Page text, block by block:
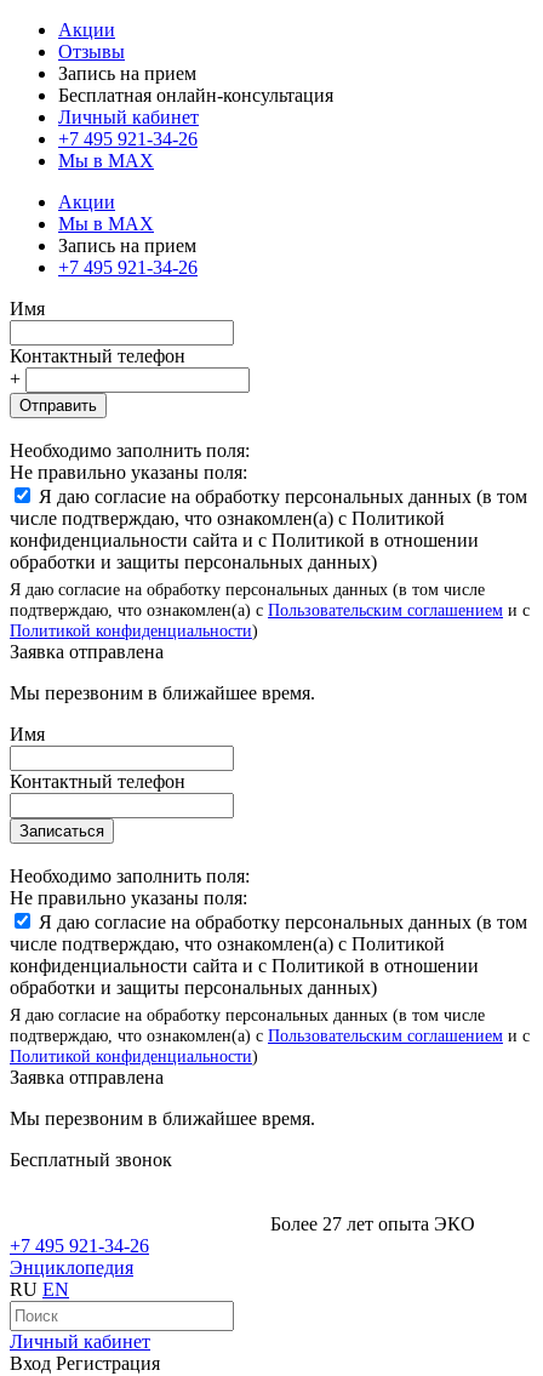
Акции
Отзывы
Запись на прием
Бесплатная онлайн-консультация
Личный кабинет
+7 495 921-34-26
Мы в MAX
Акции
Мы в MAX
Запись на прием
+7 495 921-34-26
Имя
Контактный телефон
+
Отправить
Необходимо заполнить поля:
Не правильно указаны поля:
Я даю согласие на обработку персональных данных (в том
числе подтверждаю, что ознакомлен(а) с Политикой
конфиденциальности сайта и с Политикой в отношении
обработки и защиты персональных данных)
Я даю согласие на обработку персональных данных (в том числе
подтверждаю, что ознакомлен(а) с Пользовательским соглашением и с
Политикой конфиденциальности)
Заявка отправлена
Мы перезвоним в ближайшее время.
Имя
Контактный телефон
Записаться
Необходимо заполнить поля:
Не правильно указаны поля:
Я даю согласие на обработку персональных данных (в том
числе подтверждаю, что ознакомлен(а) с Политикой
конфиденциальности сайта и с Политикой в отношении
обработки и защиты персональных данных)
Я даю согласие на обработку персональных данных (в том числе
подтверждаю, что ознакомлен(а) с Пользовательским соглашением и с
Политикой конфиденциальности)
Заявка отправлена
Мы перезвоним в ближайшее время.
Бесплатный звонок
Более 27 лет опыта ЭКО
+7 495 921-34-26
Энциклопедия
RU EN
Личный кабинет
Вход Регистрация